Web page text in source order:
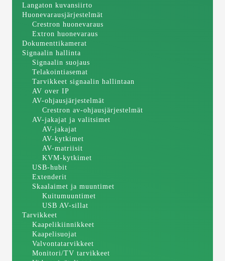
Langaton kuvansiirto
Huonevarausjärjestelmät
Crestron huonevaraus
Extron huonevaraus
Dokumenttikamerat
Signaalin hallinta
Signaalin suojaus
Telakointiasemat
Tarvikkeet signaalin hallintaan
AV over IP
AV-ohjausjärjestelmät
Crestron av-ohjausjärjestelmät
AV-jakajat ja valitsimet
AV-jakajat
AV-kytkimet
AV-matriisit
KVM-kytkimet
USB-hubit
Extenderit
Skaalaimet ja muuntimet
Kuitumuuntimet
USB AV-sillat
Tarvikkeet
Kaapelikiinnikkeet
Kaapelisuojat
Valvontatarvikkeet
Monitori/TV tarvikkeet